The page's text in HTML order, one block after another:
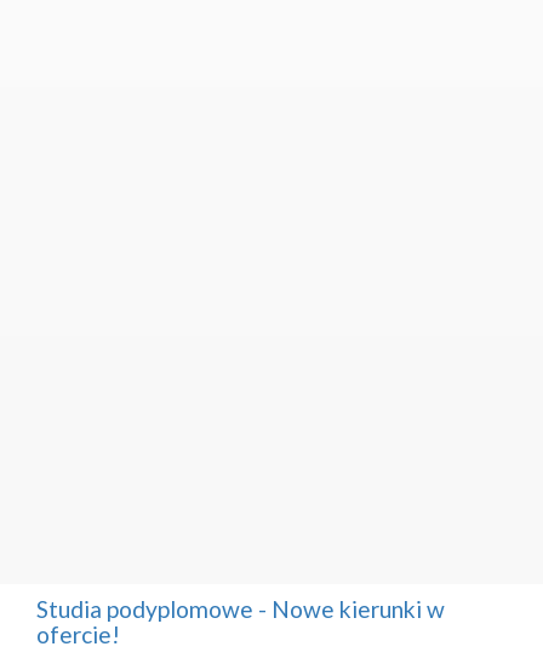
Studia podyplomowe - Nowe kierunki w
ofercie!